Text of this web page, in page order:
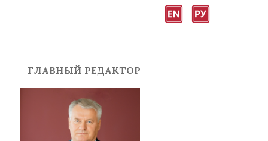
ГЛАВНЫЙ РЕДАКТОР